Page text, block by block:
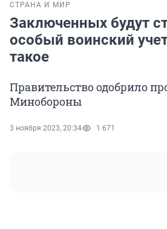
СТРАНА И МИР
Заключенных будут
особый воинский
такое
Правительство одобрило
Минобороны
3 ноября 2023, 20:34 1 671